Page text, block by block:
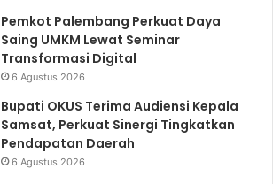
Pemkot Palembang Perkuat Daya
Saing UMKM Lewat Seminar
Transformasi Digital
6 Agustus 2026
Bupati OKUS Terima Audiensi Kepala
Samsat, Perkuat Sinergi Tingkatkan
Pendapatan Daerah
6 Agustus 2026